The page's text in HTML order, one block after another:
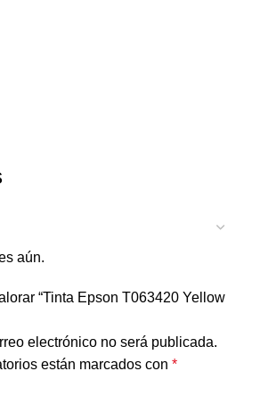
aún.
“Tinta Epson T063420 Yellow
electrónico no será publicada.
están marcados con *